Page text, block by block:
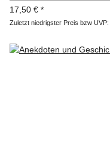
17,50 € *
Zuletzt niedrigster Preis bzw UVP: